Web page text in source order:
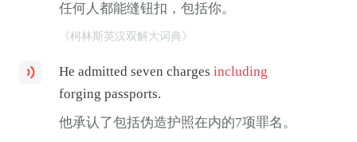
任何人都能缝钮扣，包括你。
《柯林斯英汉双解大词典》
He admitted seven chargesincluding
forging passports.
他承认了包括伪造护照在内的7项罪名。